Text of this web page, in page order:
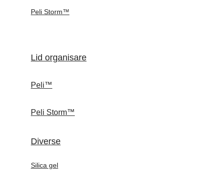
Peli Storm™
Lid organisare
Peli™
Peli Storm™
Diverse
Silica gel